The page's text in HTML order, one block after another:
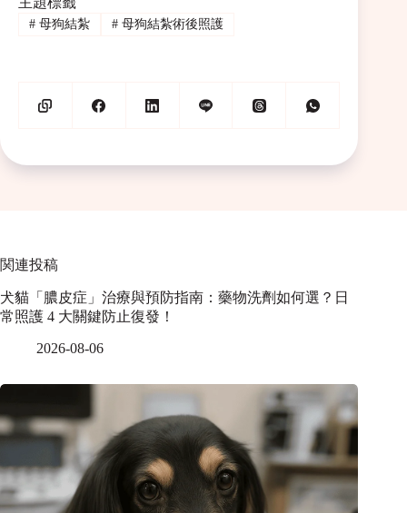
#母狗結紮 #母狗結紮術後照護
関連投稿
犬貓「膿皮症」治療與預防指南：藥物洗劑如何選？日
常照護 4 大關鍵防止復發！
2026-08-06